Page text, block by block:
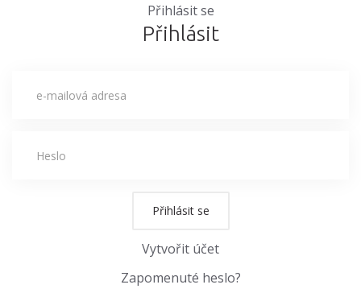
Přihlásit se
Přihlásit
Přihlásit se
Vytvořit účet
Zapomenuté heslo?